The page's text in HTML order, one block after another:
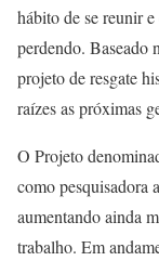
hábito de se reunir
perdendo. Baseado
projeto de resgate
raízes as próximas
O Projeto
como pesquisadora
aumentando ainda
trabalho. Em